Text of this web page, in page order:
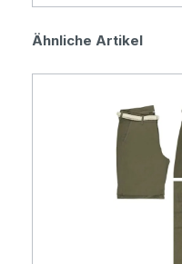
Produktgalerie
Ähnliche Artikel